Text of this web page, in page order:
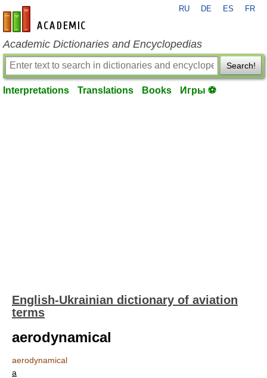
en-academic.com
RU DE ES FR
Academic Dictionaries and Encyclopedias
Search!
Interpretations Translations Books Игры ⚽
English-Ukrainian dictionary of aviation
terms
aerodynamical
aerodynamical
a